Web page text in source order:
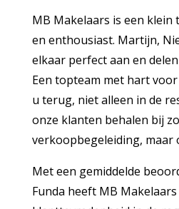
MB Makelaars is een klein
en enthousiast. Martijn,
elkaar perfect aan en
Een topteam met hart
u terug, niet alleen in de
onze klanten behalen bij
verkoopbegeleiding, maar
Met een gemiddelde
Funda heeft MB